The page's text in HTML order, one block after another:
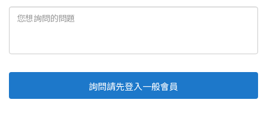
詢問請先登入一般會員